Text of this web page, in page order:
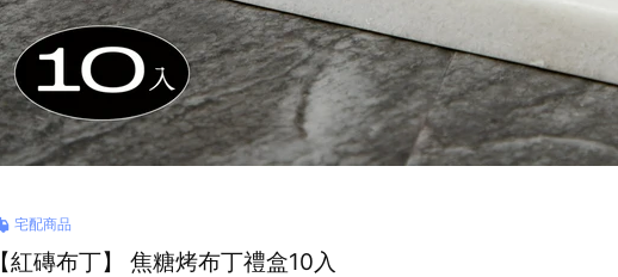
宅配商品
【紅磚布丁】 焦糖烤布丁禮盒10入